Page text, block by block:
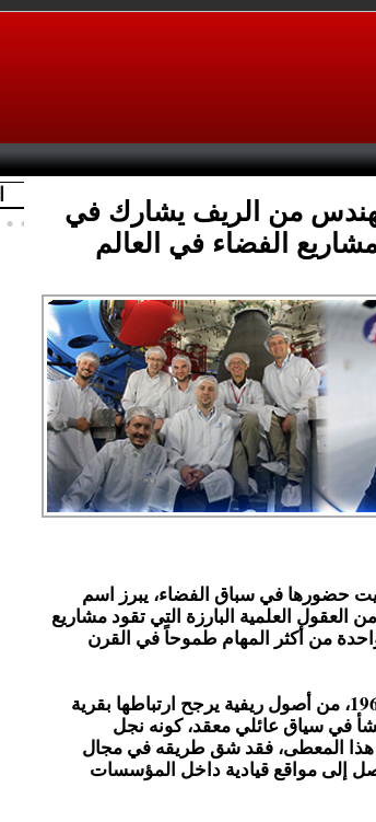
من الريف يشارك في
الفضاء في العالم
حضورها في سباق الفضاء، يبرز اسم
العلمية البارزة التي تقود مشاريع
من أكثر المهام طموحاً في القرن
وينحدر أمقران، المولود سنة 1964، من أصول ريفية يرجح ارتباطها بقرية
في سياق عائلي معقد، كونه نجل
هذا المعطى، فقد شق طريقه في مجال
إلى مواقع قيادية داخل المؤسسات